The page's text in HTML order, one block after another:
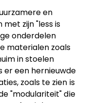
en
zijn "less is
onderdelen
materialen zoals
in stoelen
er een hernieuwde
zoals te zien is
"modulariteit" die